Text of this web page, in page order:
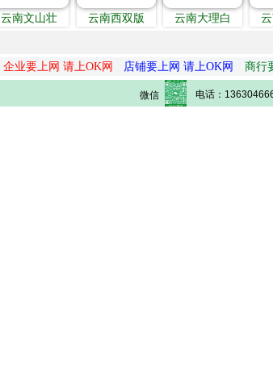
云南文山壮 云南西双版 云南大理白
企业要上网 请上OK网 店铺要上网 请上OK网 商行
微信 电话：